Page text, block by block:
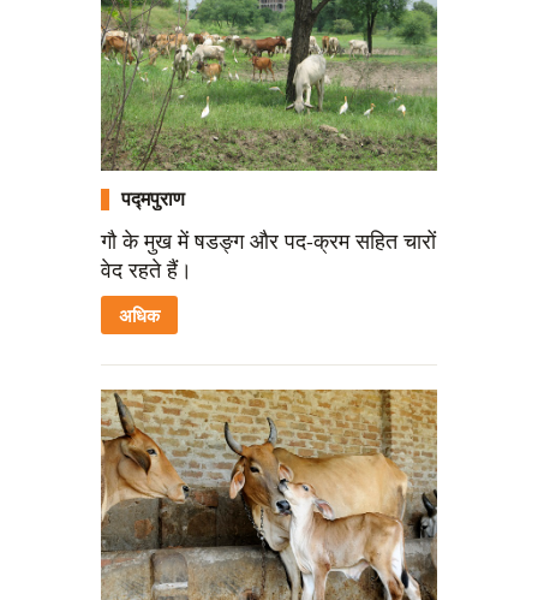
पद्मपुराण
गौ के मुख में षडङ्ग और पद-क्रम सहित चारों
वेद रहते हैं।
अधिक